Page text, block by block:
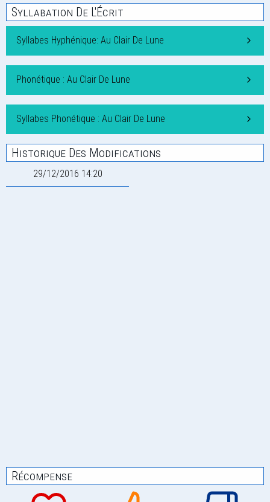
Syllabation De L'Écrit
Syllabes Hyphénique: Au Clair De Lune
Phonétique : Au Clair De Lune
Syllabes Phonétique : Au Clair De Lune
Historique Des Modifications
29/12/2016 14:20
Récompense